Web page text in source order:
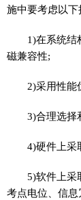
施中要考虑以下
1)在系统结
磁兼容性;
2)采用性能
3)合理选择
4)硬件上采
5)软件上采
考点电位、信